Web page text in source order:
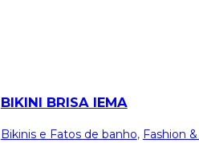
BIKINI BRISA IEMA
Bikinis e Fatos de banho, Fashion